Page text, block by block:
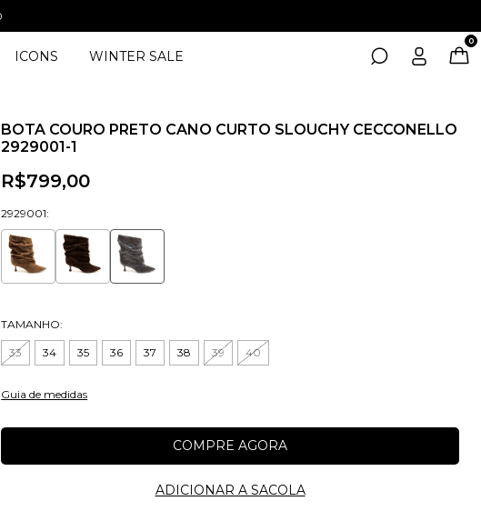
ICONS WINTER SALE
0
BOTA COURO PRETO CANO CURTO SLOUCHY CECCONELLO
2929001-1
R$799,00
2929001:
TAMANHO:
33 34 35 36 37 38 39 40
Guia de medidas